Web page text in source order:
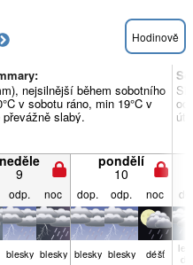
Hodinově
nejsilnější během sobotního
v sobotu ráno, min 19°C v
slabý.
neděle
9
pondělí
10
odp. noc dop. odp. noc
blesky blesky blesky blesky déšť